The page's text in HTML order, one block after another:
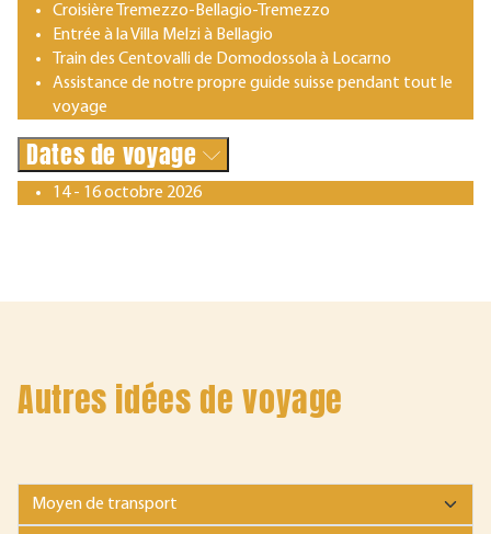
Croisière Tremezzo-Bellagio-Tremezzo
Entrée à la Villa Melzi à Bellagio
Train des Centovalli de Domodossola à Locarno
Assistance de notre propre guide suisse pendant tout le
voyage
Dates de voyage
14 - 16 octobre 2026
Autres idées de voyage